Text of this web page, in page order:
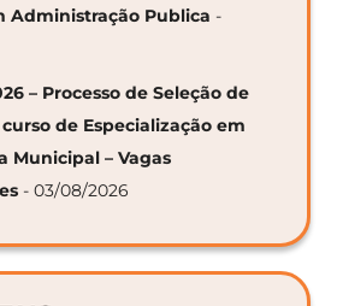
Administração Publica -
– Processo de Seleção de
de Especialização em
Municipal – Vagas
- 03/08/2026